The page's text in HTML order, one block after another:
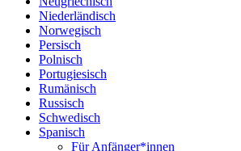
Niederländisch
Norwegisch
Persisch
Polnisch
Portugiesisch
Rumänisch
Russisch
Schwedisch
Spanisch
Für Anfänger*innen